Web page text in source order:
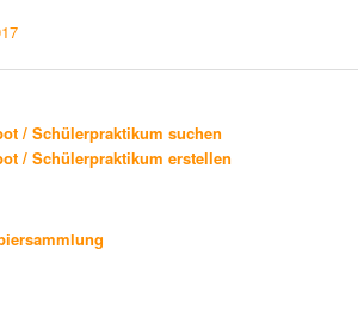
/ Schülerpraktikum suchen
/ Schülerpraktikum erstellen